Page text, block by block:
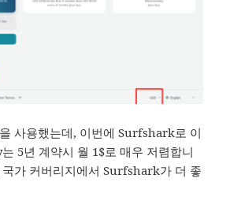
사용했는데, 이번에 Surfshark로 이
5년 계약시 월 1$로 매우 저렴합니
국가 커버리지에서 Surfshark가 더 좋